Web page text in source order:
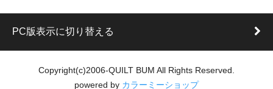
PC版表示に切り替える
Copyright(c)2006-QUILT BUM All Rights Reserved.
powered by カラーミーショップ